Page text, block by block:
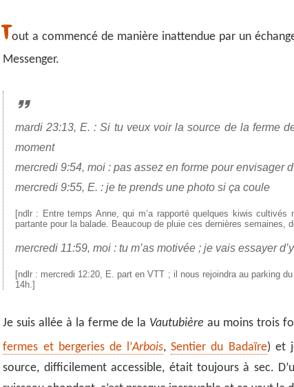
Tout a commencé de manière inattendue par un
Messenger.
mardi 23:13, E. : Si tu veux voir la source de la ferme
moment
mercredi 9:54, moi : pas assez en forme pour envisager
mercredi 9:55, E. : je te prends une photo si ça coule
[ndlr : Entre temps Anne, qui m’a rapporté quelques kiwis cultivés
partante pour la balade. Beaucoup de pluie ces dernières semaines,
mercredi 11:59, moi : tu m’as motivée ; je vais essayer
[ndlr : mercredi 12:20, E. part en VTT ; il nous rejoindra au parking
14h.]
Je suis allée à la ferme de la Vautubièreau moins trois
fermes et bergeries de l’Arbois,Sentier du Badaïre) et
source, difficilement accessible, était toujours à sec.